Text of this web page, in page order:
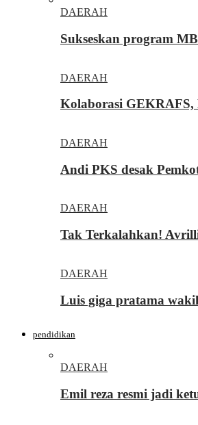
DAERAH
Sukseskan program
DAERAH
Kolaborasi
DAERAH
Andi PKS desak
DAERAH
Tak Terkalahkan!
DAERAH
Luis giga pratama
pendidikan
DAERAH
Emil reza resmi jadi